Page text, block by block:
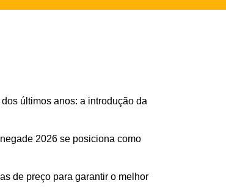
últimos anos: a introdução da
2026 se posiciona como
de preço para garantir o melhor